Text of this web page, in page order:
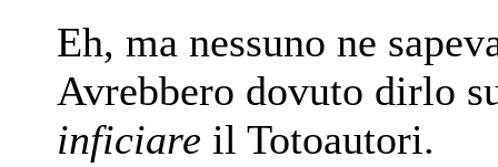
Eh, ma nessuno ne
Avrebbero dovuto dirlo
inficiare il Totoautori.